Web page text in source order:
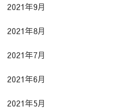
2021年9月
2021年8月
2021年7月
2021年6月
2021年5月